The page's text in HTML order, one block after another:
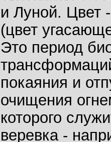
и Луной. Цвет
(цвет
Это период
покаяния и
очищения
которого
веревка -